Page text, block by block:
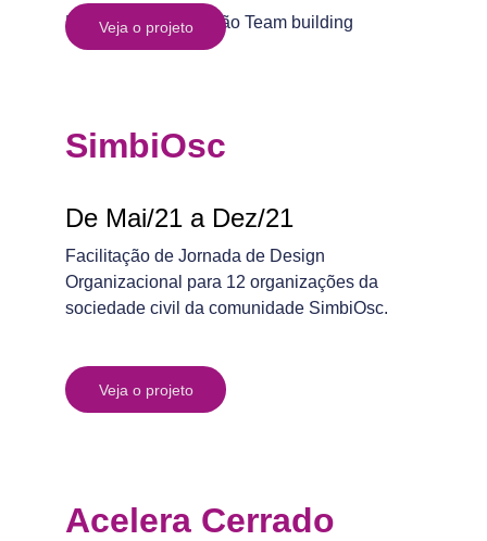
Facilitação de imersão Team building
Veja o projeto
SimbiOsc
De Mai/21 a Dez/21
Facilitação de Jornada de Design
Organizacional para 12 organizações da
sociedade civil da comunidade SimbiOsc.
Veja o projeto
Acelera Cerrado